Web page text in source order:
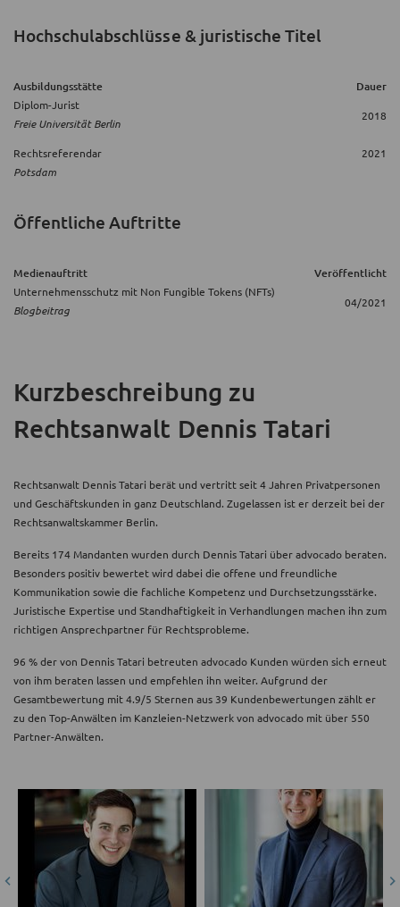
Hochschulabschlüsse & juristische Titel
Ausbildungsstätte Dauer
Diplom-Jurist
Freie Universität Berlin
2018
Rechtsreferendar
Potsdam
2021
Öffentliche Auftritte
Medienauftritt Veröffentlicht
Unternehmensschutz mit Non Fungible Tokens (NFTs)
Blogbeitrag
04/2021
Kurzbeschreibung zu
Rechtsanwalt Dennis Tatari
Rechtsanwalt Dennis Tatari berät und vertritt seit 4 Jahren Privatpersonen
und Geschäftskunden in ganz Deutschland. Zugelassen ist er derzeit bei der
Rechtsanwaltskammer Berlin.
Bereits 174 Mandanten wurden durch Dennis Tatari über advocado beraten.
Besonders positiv bewertet wird dabei die offene und freundliche
Kommunikation sowie die fachliche Kompetenz und Durchsetzungsstärke.
Juristische Expertise und Standhaftigkeit in Verhandlungen machen ihn zum
richtigen Ansprechpartner für Rechtsprobleme.
96 % der von Dennis Tatari betreuten advocado Kunden würden sich erneut
von ihm beraten lassen und empfehlen ihn weiter. Aufgrund der
Gesamtbewertung mit 4.9/5 Sternen aus 39 Kundenbewertungen zählt er
zu den Top-Anwälten im Kanzleien-Netzwerk von advocado mit über 550
Partner-Anwälten.